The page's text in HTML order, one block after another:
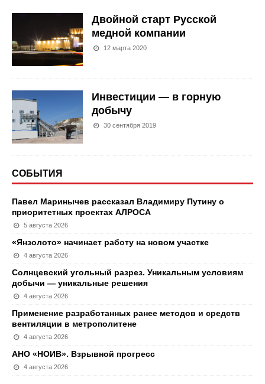
Двойной старт Русской
медной компании
12 марта 2020
Инвестиции — в горную
добычу
30 сентября 2019
СОБЫТИЯ
Павел Маринычев рассказал Владимиру Путину о
приоритетных проектах АЛРОСА
5 августа 2026
«Янзолото» начинает работу на новом участке
4 августа 2026
Солнцевский угольный разрез. Уникальным условиям
добычи — уникальные решения
4 августа 2026
Применение разработанных ранее методов и средств
вентиляции в метрополитене
4 августа 2026
АНО «НОИВ». Взрывной прогресс
4 августа 2026